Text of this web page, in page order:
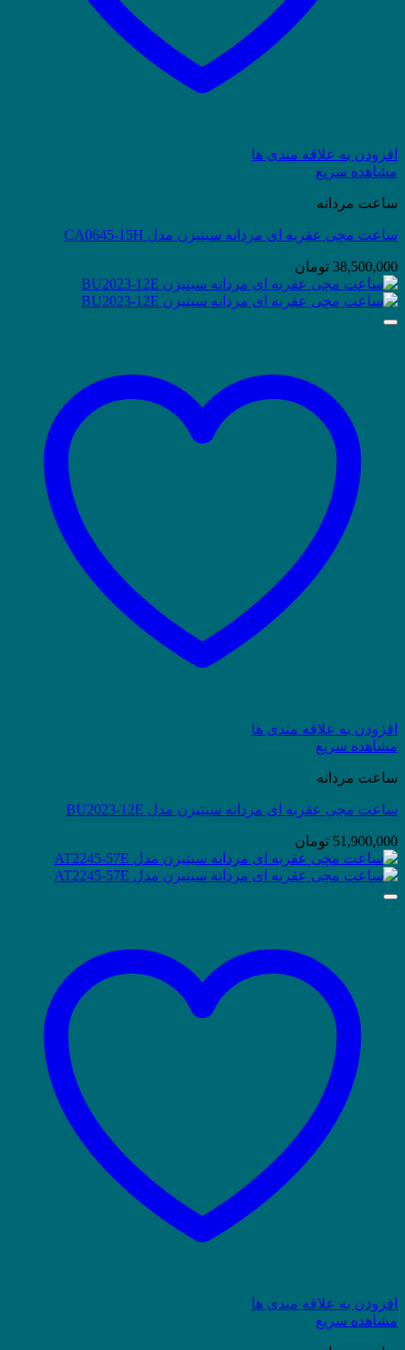
افزودن به علاقه مندی ها
مشاهده سریع
ساعت مردانه
ساعت مچی عقربه ای مردانه سیتیزن مدل CA0645-15H
38,500,000 تومان
افزودن به علاقه مندی ها
مشاهده سریع
ساعت مردانه
ساعت مچی عقربه ای مردانه سیتیزن مدل BU2023-12E
51,900,000 تومان
افزودن به علاقه مندی ها
مشاهده سریع